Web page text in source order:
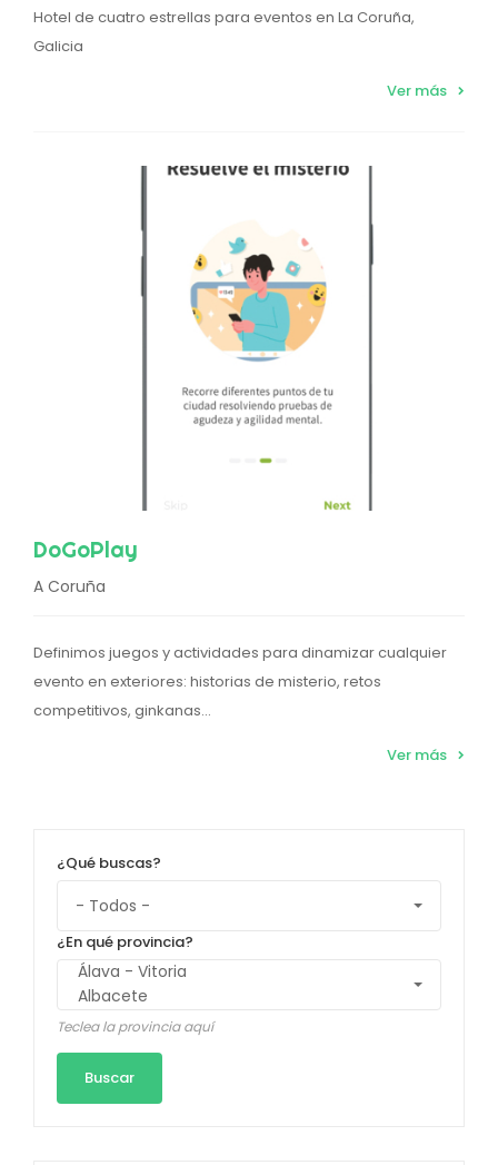
Hotel de cuatro estrellas para eventos en La Coruña,
Galicia
Ver más
DoGoPlay
A Coruña
Definimos juegos y actividades para dinamizar cualquier
evento en exteriores: historias de misterio, retos
competitivos, ginkanas...
Ver más
¿Qué buscas?
¿En qué provincia?
Teclea la provincia aquí